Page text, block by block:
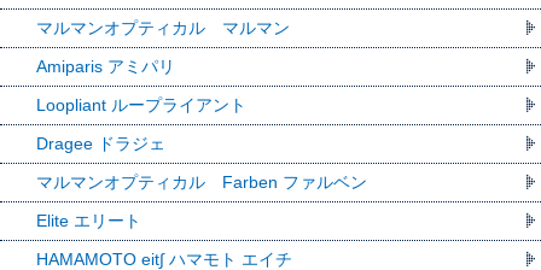
マルマンオプティカル マルマン
Amiparis アミパリ
Loopliant ループライアント
Dragee ドラジェ
マルマンオプティカル Farben ファルベン
Elite エリート
HAMAMOTO eit∫ ハマモト エイチ